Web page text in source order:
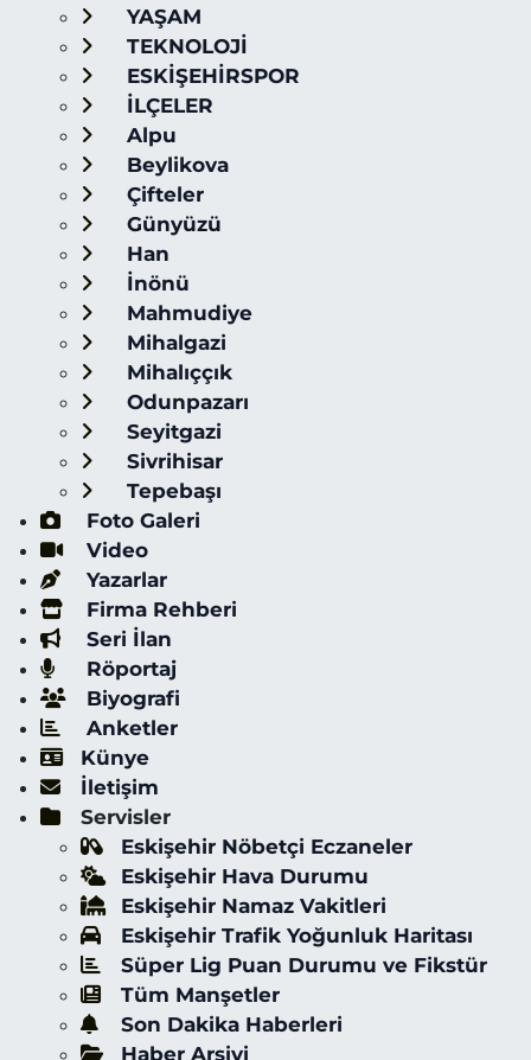
YAŞAM
TEKNOLOJİ
ESKİŞEHİRSPOR
İLÇELER
Alpu
Beylikova
Çifteler
Günyüzü
Han
İnönü
Mahmudiye
Mihalgazi
Mihalıççık
Odunpazarı
Seyitgazi
Sivrihisar
Tepebaşı
Foto Galeri
Video
Yazarlar
Firma Rehberi
Seri İlan
Röportaj
Biyografi
Anketler
Künye
İletişim
Servisler
Eskişehir Nöbetçi Eczaneler
Eskişehir Hava Durumu
Eskişehir Namaz Vakitleri
Eskişehir Trafik Yoğunluk Haritası
Süper Lig Puan Durumu ve Fikstür
Tüm Manşetler
Son Dakika Haberleri
Haber Arşivi